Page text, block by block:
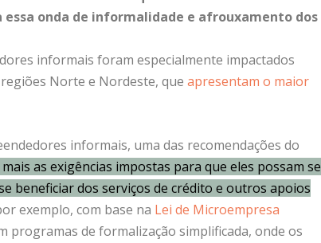
onda de informalidade e afrouxamento dos
informais foram especialmente impactados
Norte e Nordeste, que apresentam o maior
informais, uma das recomendações do
as exigências impostas para que eles possam se
beneficiar dos serviços de crédito e outros apoios
exemplo, com base na Lei de Microempresa
programas de formalização simplificada, onde os